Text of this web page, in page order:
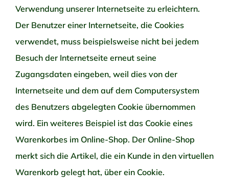
Verwendung unserer Internetseite zu erleichtern.
Der Benutzer einer Internetseite, die Cookies
verwendet, muss beispielsweise nicht bei jedem
Besuch der Internetseite erneut seine
Zugangsdaten eingeben, weil dies von der
Internetseite und dem auf dem Computersystem
des Benutzers abgelegten Cookie übernommen
wird. Ein weiteres Beispiel ist das Cookie eines
Warenkorbes im Online-Shop. Der Online-Shop
merkt sich die Artikel, die ein Kunde in den virtuellen
Warenkorb gelegt hat, über ein Cookie.